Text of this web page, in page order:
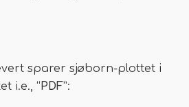
sparer sjøborn-plottet i
i.e., “PDF”: